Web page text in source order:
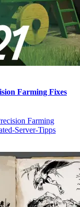
Farming Fixes
Farming
Server-Tipps